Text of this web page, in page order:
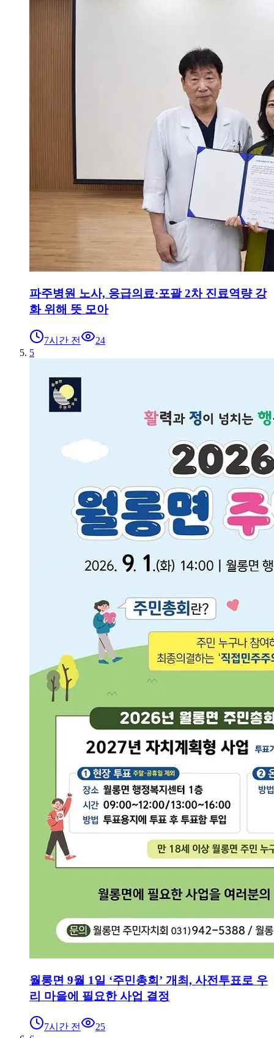
파주병원 노사, 응급의료·포괄 2차 진료역량 강
화 위해 뜻 모아
7시간 전
24
5
월롱면 9월 1일 ‘주민총회’ 개최, 사전투표로 우
리 마을에 필요한 사업 결정
7시간 전
25